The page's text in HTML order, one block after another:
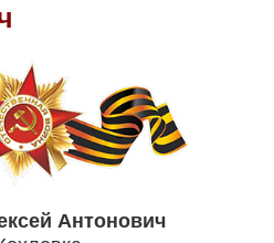
Антонович